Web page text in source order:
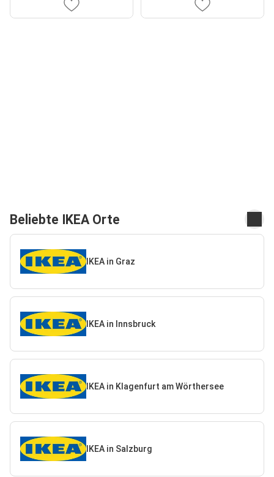
Beliebte IKEA Orte
IKEA in Graz
IKEA in Innsbruck
IKEA in Klagenfurt am Wörthersee
IKEA in Salzburg